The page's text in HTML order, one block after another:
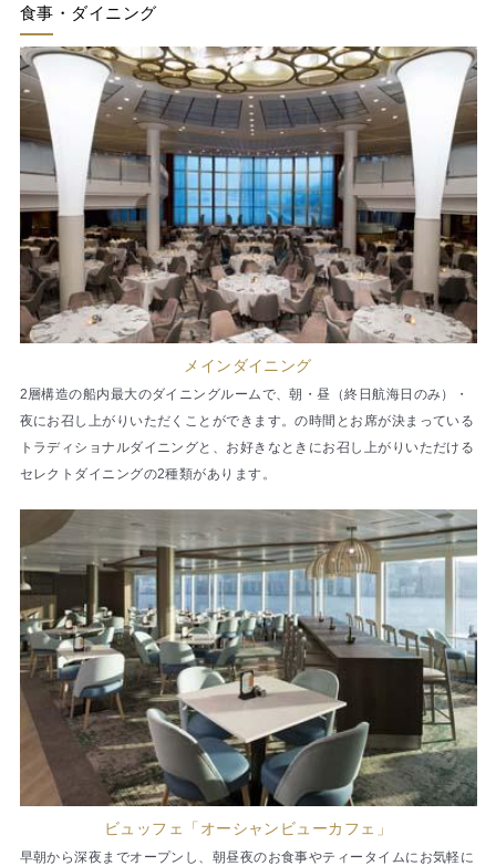
食事・ダイニング
メインダイニング
2層構造の船内最大のダイニングルームで、朝・昼（終日航海日のみ）・
夜にお召し上がりいただくことができます。の時間とお席が決まっている
トラディショナルダイニングと、お好きなときにお召し上がりいただける
セレクトダイニングの2種類があります。
ビュッフェ「オーシャンビューカフェ」
早朝から深夜までオープンし、朝昼夜のお食事やティータイムにお気軽に